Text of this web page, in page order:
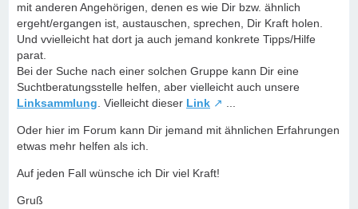
mit anderen Angehörigen, denen es wie Dir bzw. ähnlich
ergeht/ergangen ist, austauschen, sprechen, Dir Kraft holen.
Und vvielleicht hat dort ja auch jemand konkrete Tipps/Hilfe
parat.
Bei der Suche nach einer solchen Gruppe kann Dir eine
Suchtberatungsstelle helfen, aber vielleicht auch unsere
Linksammlung . Vielleicht dieser Link
Oder hier im Forum kann Dir jemand mit ähnlichen Erfahrungen
etwas mehr helfen als ich.
Auf jeden Fall wünsche ich Dir viel Kraft!
Gruß